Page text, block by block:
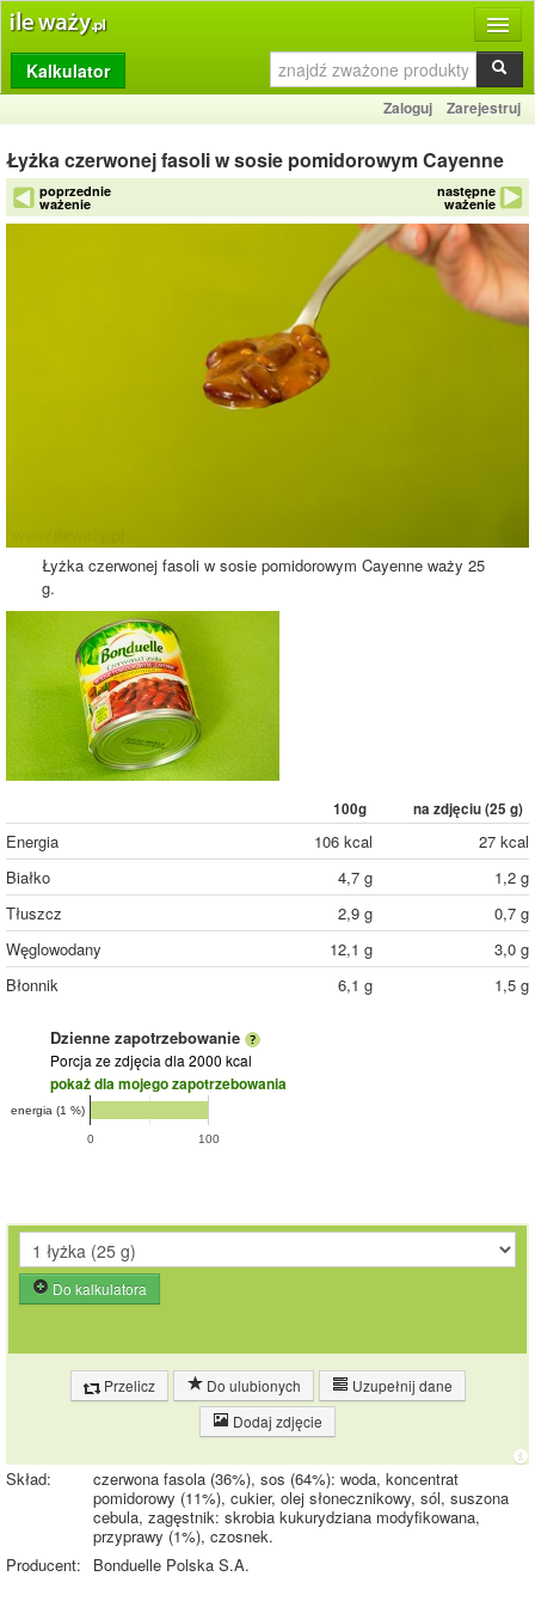
Produkty
Dziennik
Przelicznik
Porównywarka
Kalkulator
Zaloguj Zarejestruj
Łyżka czerwonej fasoli w sosie pomidorowym Cayenne
poprzednie
ważenie
następne
ważenie
Łyżka czerwonej fasoli w sosie pomidorowym Cayenne waży 25
g.
100g na zdjęciu (25 g)
Energia 106 kcal
27 kcal
Białko
4,7 g
1,2 g
Tłuszcz
2,9 g
0,7 g
Węglowodany
12,1 g
3,0 g
Błonnik
6,1 g 1,5 g
Dzienne zapotrzebowanie
Porcja ze zdjęcia dla 2000 kcal
pokaż dla mojego zapotrzebowania
0 100
energia (1 %)
Do kalkulatora
Przelicz Do ulubionych
Uzupełnij dane
Dodaj zdjęcie
Skład:
czerwona fasola (36%), sos (64%): woda, koncentrat
pomidorowy (11%), cukier, olej słonecznikowy, sól, suszona
cebula, zagęstnik: skrobia kukurydziana modyfikowana,
przyprawy (1%), czosnek.
Producent:
Bonduelle Polska S.A.